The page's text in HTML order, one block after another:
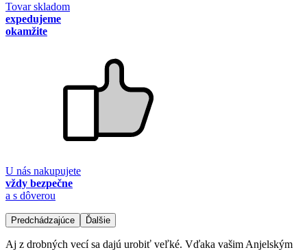
Tovar skladom
expedujeme
okamžite
U nás nakupujete
vždy bezpečne
a s dôverou
Predchádzajúce Ďalšie
Aj z drobných vecí sa dajú urobiť veľké. Vďaka vašim Anjelským